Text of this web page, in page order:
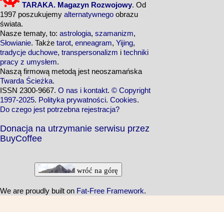
TARAKA. Magazyn Rozwojowy. Od
1997 poszukujemy alternatywnego obrazu
świata.
Nasze tematy, to: astrologia, szamanizm,
Słowianie. Także tarot, enneagram, Yijing,
tradycje duchowe, transpersonalizm i techniki
pracy z umysłem.
Naszą firmową metodą jest neoszamańska
Twarda Ścieżka.
ISSN 2300-9667. O nas i kontakt. © Copyright
1997-2025. Polityka prywatności. Cookies.
Do czego jest potrzebna rejestracja?
Donacja na utrzymanie serwisu przez
BuyCoffee
wróć na górę
We are proudly built on Fat-Free Framework.